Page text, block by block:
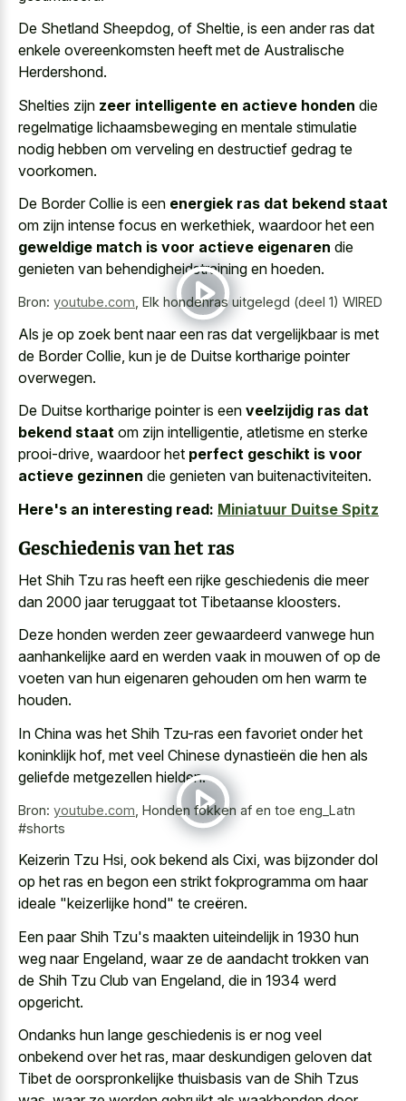
De Shetland Sheepdog, of Sheltie, is een ander ras dat
enkele overeenkomsten heeft met de Australische
Herdershond.
Shelties zijn zeer intelligente en actieve honden die
regelmatige lichaamsbeweging en mentale stimulatie
nodig hebben om verveling en destructief gedrag te
voorkomen.
De Border Collie is een energiek ras dat bekend staat
om zijn intense focus en werkethiek, waardoor het een
geweldige match is voor actieve eigenaren die
genieten van behendigheidstraining en hoeden.
Bron: youtube.com Elk hondenras uitgelegd (deel 1) WIRED
Als je op zoek bent naar een ras dat vergelijkbaar is met
de Border Collie, kun je de Duitse kortharige pointer
overwegen.
De Duitse kortharige pointer is een veelzijdig ras dat
bekend staat om zijn intelligentie, atletisme en sterke
prooi-drive, waardoor het perfect geschikt is voor
actieve gezinnen die genieten van buitenactiviteiten.
Here's an interesting read: Miniatuur Duitse Spitz
Geschiedenis van het ras
Het Shih Tzu ras heeft een rijke geschiedenis die meer
dan 2000 jaar teruggaat tot Tibetaanse kloosters.
Deze honden werden zeer gewaardeerd vanwege hun
aanhankelijke aard en werden vaak in mouwen of op de
voeten van hun eigenaren gehouden om hen warm te
houden.
In China was het Shih Tzu-ras een favoriet onder het
koninklijk hof, met veel Chinese dynastieën die hen als
geliefde metgezellen hielden.
Bron: youtube.com Honden fokken af en toe eng_Latn
#shorts
Keizerin Tzu Hsi, ook bekend als Cixi, was bijzonder dol
op het ras en begon een strikt fokprogramma om haar
ideale "keizerlijke hond" te creëren.
Een paar Shih Tzu's maakten uiteindelijk in 1930 hun
weg naar Engeland, waar ze de aandacht trokken van
de Shih Tzu Club van Engeland, die in 1934 werd
opgericht.
Ondanks hun lange geschiedenis is er nog veel
onbekend over het ras, maar deskundigen geloven dat
Tibet de oorspronkelijke thuisbasis van de Shih Tzus